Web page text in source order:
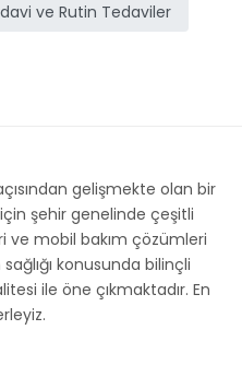
ve Rutin Tedaviler
gelişmekte olan bir
şehir genelinde çeşitli
ve mobil bakım çözümleri
konusunda bilinçli
ile öne çıkmaktadır. En